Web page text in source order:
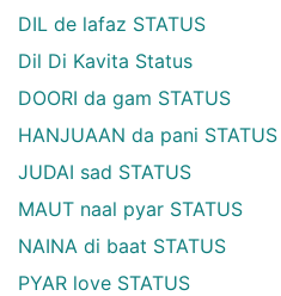
DIL de lafaz STATUS
Dil Di Kavita Status
DOORI da gam STATUS
HANJUAAN da pani STATUS
JUDAI sad STATUS
MAUT naal pyar STATUS
NAINA di baat STATUS
PYAR love STATUS